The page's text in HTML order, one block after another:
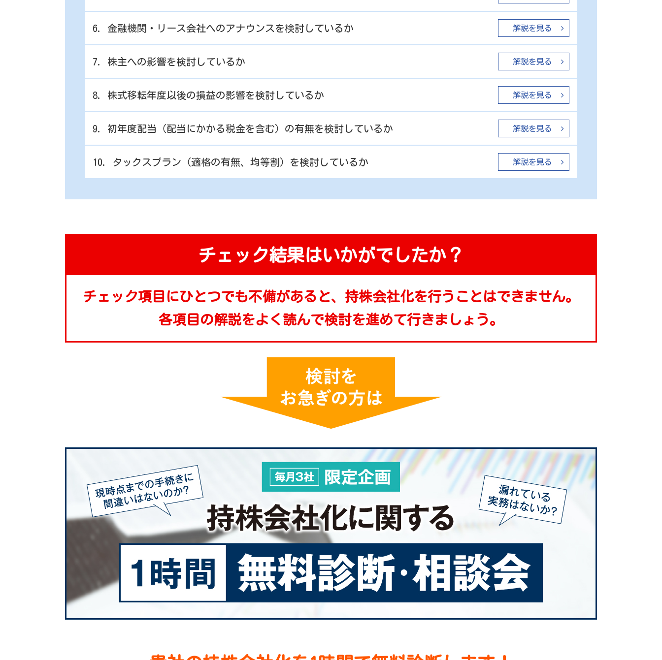
6. 金融機関・リース会社へのアナウンスを検討しているか 解説を見る
7. 株主への影響を検討しているか 解説を見る
8. 株式移転年度以後の損益の影響を検討しているか 解説を見る
9. 初年度配当（配当にかかる税金を含む）の有無を検討しているか 解説を見る
10. タックスプラン（適格の有無、均等割）を検討しているか 解説を見る
チェック結果はいかがでしたか？
チェック項目にひとつでも不備があると、 持株会社化を行うことはできません。
各項目の解説をよく読んで検討を進めて行きましょう。